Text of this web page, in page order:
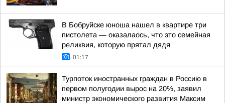
В Бобруйске юноша нашел в квартире три
пистолета — оказалаось, что это семейная
реликвия, которую прятал дядя
01:17
Турпоток иностранных граждан в Россию в
первом полугодии вырос на 20%, заявил
министр экономического развития Максим